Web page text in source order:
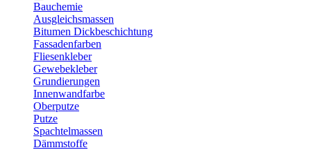
Bauchemie
Ausgleichsmassen
Bitumen Dickbeschichtung
Fassadenfarben
Fliesenkleber
Gewebekleber
Grundierungen
Innenwandfarbe
Oberputze
Putze
Spachtelmassen
Dämmstoffe